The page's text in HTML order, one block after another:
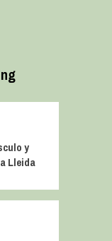
y
Lleida